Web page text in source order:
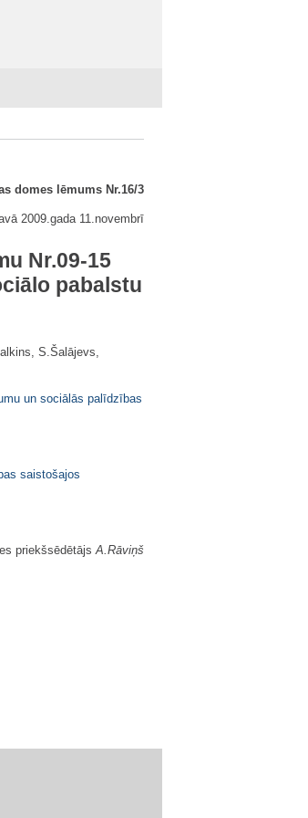
domes lēmums Nr.16/3
2009.gada 11.novembrī
Nr.09-15
pabalstu
S.Šalājevs,
un sociālās palīdzības
saistošajos
priekšsēdētājsA.Rāviņš